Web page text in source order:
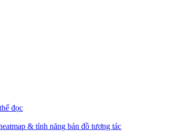
đọc
& tính năng bản đồ tương tác